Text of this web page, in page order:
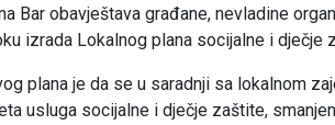
Bar obavještava građane, nevladine
izrada Lokalnog plana socijalne i
plana je da se u saradnji sa lokalnom
usluga socijalne i dječje zaštite,